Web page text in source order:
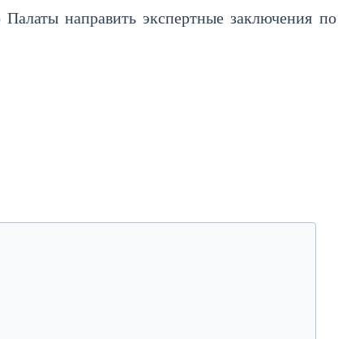
Палаты направить экспертные заключения по